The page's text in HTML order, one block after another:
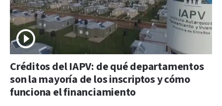
Créditos del IAPV: de qué departamentos
son la mayoría de los inscriptos y cómo
funciona el financiamiento